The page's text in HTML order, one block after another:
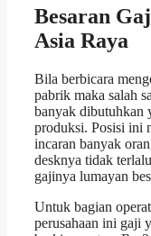
Besaran
Asia Raya
Bila berbicara
pabrik maka salah
banyak dibutuhkan
produksi. Posisi ini
incaran banyak
desknya tidak
gajinya lumayan
Untuk bagian
perusahaan ini gaji